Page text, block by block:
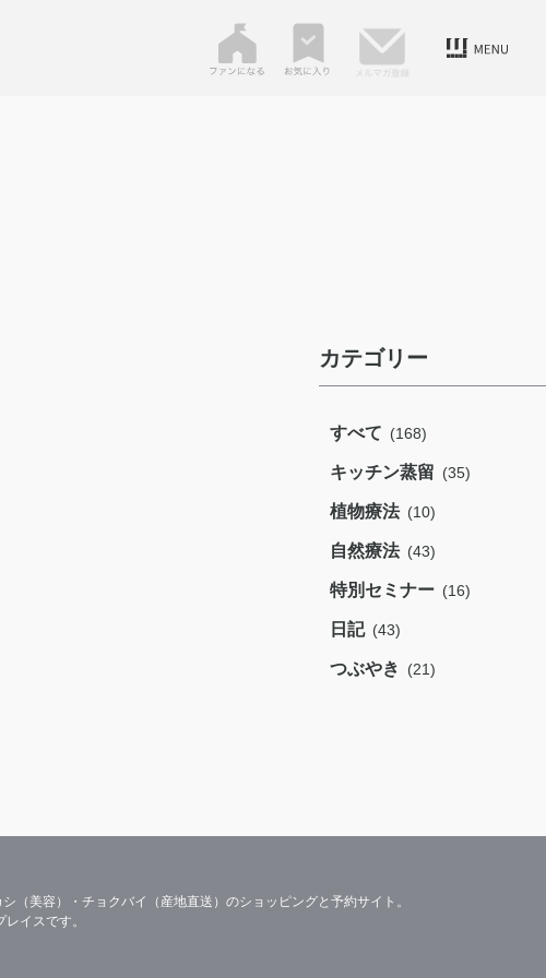
カテゴリー
すべて (168)
キッチン蒸留 (35)
植物療法 (10)
自然療法 (43)
特別セミナー (16)
日記 (43)
つぶやき (21)
（美容）・チョクバイ（産地直送）のショッピングと予約サイト。
イスです。